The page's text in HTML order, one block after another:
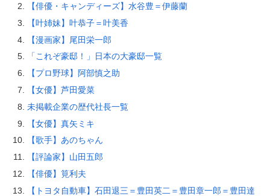
【俳優・キャンディーズ】水谷豊＝伊藤蘭
【叶姉妹】叶恭子＝叶美香
【漫画家】尾田栄一郎
「これぞ豪邸！」日本の大豪邸一覧
【プロ野球】阿部慎之助
【女優】芦田愛菜
未掲載企業の歴代社長一覧
【女優】真矢ミキ
【歌手】あのちゃん
【評論家】山田五郎
【俳優】筧利夫
【トヨタ自動車】石田退三＝豊田英二＝豊田章一郎＝豊田達